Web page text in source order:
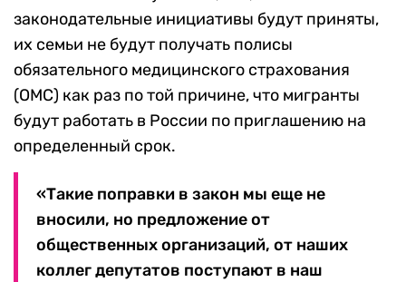
законодательные инициативы будут приняты,
их семьи не будут получать полисы
обязательного медицинского страхования
(ОМС) как раз по той причине, что мигранты
будут работать в России по приглашению на
определенный срок.
«Такие поправки в закон мы еще не
вносили, но предложение от
общественных организаций, от наших
коллег депутатов поступают в наш